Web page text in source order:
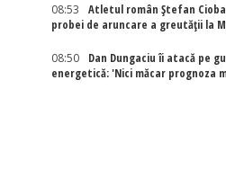
08:53
Atletul român Ștefan
probei de aruncare a greutății la
08:50
Dan Dungaciu îi atacă pe
energetică: 'Nici măcar prognoza